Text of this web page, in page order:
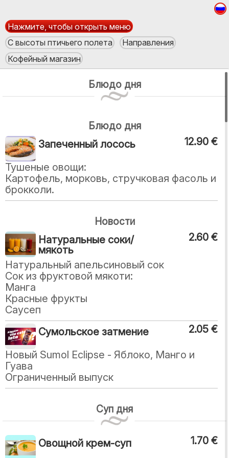
Нажмите, чтобы открыть меню
С высоты птичьего полета
Направления
Кофейный магазин
Блюдо дня
Блюдо дня
12.90 €
Запеченный лосось
Тушеные овощи:
Картофель, морковь, стручковая фасоль и
брокколи.
Новости
2.60 €
Натуральные соки/
мякоть
Натуральный апельсиновый сок
Сок из фруктовой мякоти:
Манга
Красные фрукты
Саусеп
2.05 €
Сумольское затмение
Новый Sumol Eclipse - Яблоко, Манго и
Гуава
Ограниченный выпуск
Суп дня
1.70 €
Овощной крем-суп